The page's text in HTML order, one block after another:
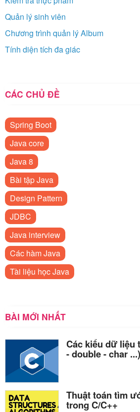
Quản lý sinh viên
Chương trình quản lý Album
Tính diện tích đa giác
CÁC CHỦ ĐỀ
Spring Boot
Java core
Java 8
Bài tập Java
Design Pattern
JDBC
Java interview
Các hàm Java
Tài liệu học Java
BÀI MỚI NHẤT
Các kiểu dữ liệu
- double - char ...)
Thuật toán tìm
trong C/C++